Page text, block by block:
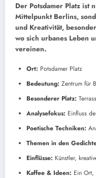
Der Potsdamer Platz ist
Mittelpunkt Berlins,
und Kreativität,
wo sich urbanes Leben
vereinen.
Ort: Potsdamer Platz
Bedeutung: Zentrum für
Besonderer Platz:
Analysefokus: Einfluss
Poetische Techniken:
Themen in den
Einflüsse: Künstler,
Kaffee & Ideen: Ein Ort,